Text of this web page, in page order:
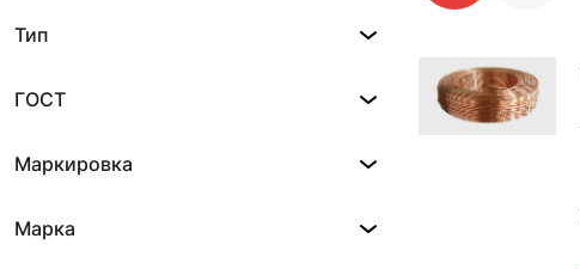
Тип
ГОСТ
Маркировка
Марка